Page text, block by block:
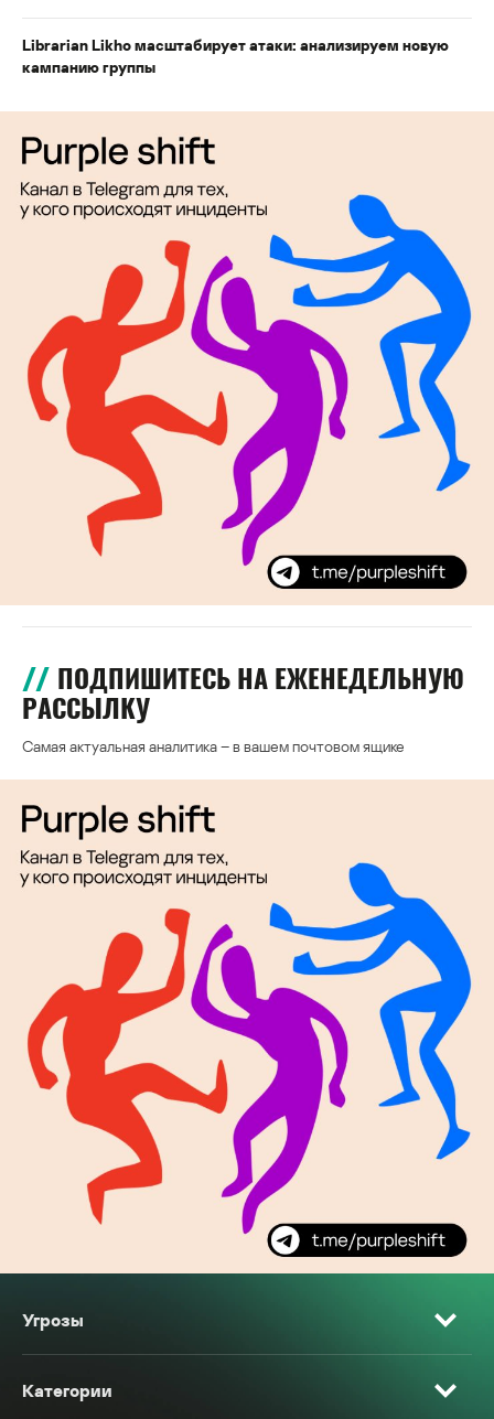
Librarian Likho масштабирует атаки: анализируем новую
кампанию группы
ПОДПИШИТЕСЬ НА ЕЖЕНЕДЕЛЬНУЮ
РАССЫЛКУ
Самая актуальная аналитика – в вашем почтовом ящике
Угрозы
Категории